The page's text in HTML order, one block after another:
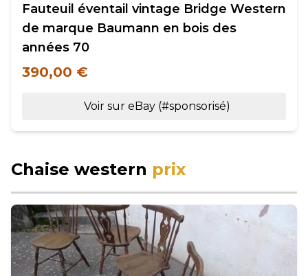
Fauteuil éventail vintage Bridge Western
de marque Baumann en bois des
années 70
390,00 €
Voir sur eBay (#sponsorisé)
Chaise western prix